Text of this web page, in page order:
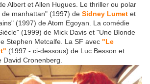
Albert et Allen Hugues. Le thriller ou polar
manhattan" (1997) de Sidney Lumet et
(1997) de Atom Egoyan. La comédie
(1999) de Mick Davis et "Une Blonde
Stephen Metcalfe. La SF avec "Le
(1997 - ci-dessous) de Luc Besson et
Cronenberg.